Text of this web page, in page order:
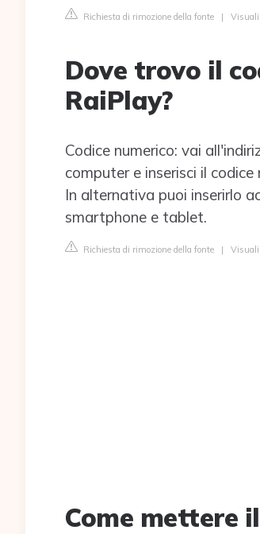
Richiesta di rimozione della fonte |
Dove trovo il
RaiPlay?
Codice numerico: vai
computer e inserisci il
In alternativa puoi inserirlo
smartphone e tablet.
Richiesta di rimozione della fonte |
Come mettere